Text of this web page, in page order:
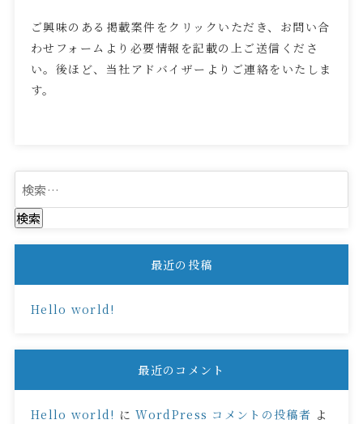
ご興味のある掲載案件をクリックいただき、お問い合
わせフォームより必要情報を記載の上ご送信くださ
い。後ほど、当社アドバイザーよりご連絡をいたしま
す。
索:
最近の投稿
Hello world!
最近のコメント
Hello world! にWordPress コメントの投稿者 よ